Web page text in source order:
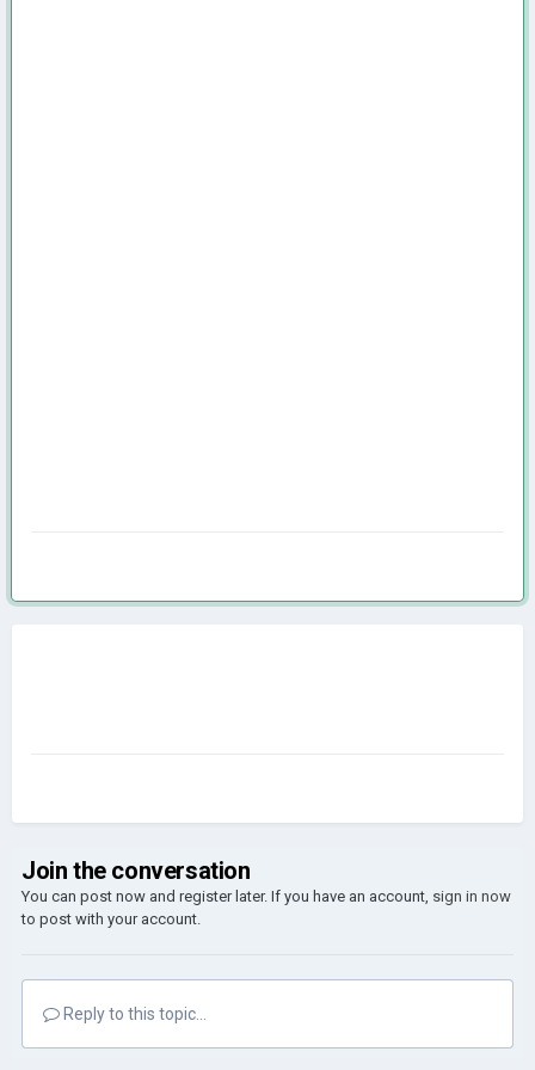
Join the conversation
You can post now and register later. If you have an account, sign in now
to post with your account.
Reply to this topic...